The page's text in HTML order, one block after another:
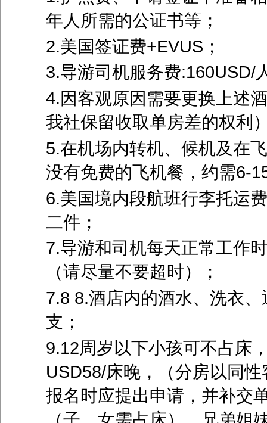
年人所需的公证书等；
2.美国签证费+EVUS；
3.导游司机服务费:160USD/
4.因客观原因需要更换上述
我社保留收取单房差的权利
5.在机场内转机、候机及在
没有免费的飞机餐，约需6-
6.美国境内段航班行李托运
二件；
7.导游和司机每天正常工作
（请尽量不要超时）；
7.8 8.酒店内的酒水、洗衣
支；
9.12周岁以下小孩可不占床
USD58/床晚，（分房以同
报名时应提出申请，并补交